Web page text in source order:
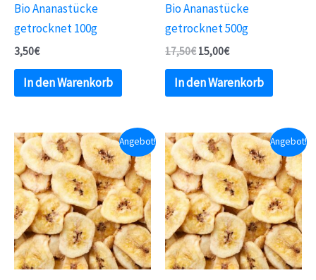
Bio Ananastücke
getrocknet 100g
3,50€
In den Warenkorb
Bio Ananastücke
getrocknet 500g
17,50€ 15,00€
In den Warenkorb
Angebot! Angebot!